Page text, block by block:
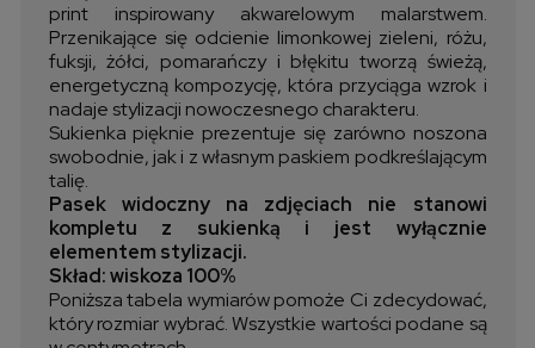
print inspirowany akwarelowym malarstwem.
Przenikające się odcienie limonkowej zieleni, różu,
fuksji, żółci, pomarańczy i błękitu tworzą świeżą,
energetyczną kompozycję, która przyciąga wzrok i
nadaje stylizacji nowoczesnego charakteru.
Sukienka pięknie prezentuje się zarówno noszona
swobodnie, jak i z własnym paskiem podkreślającym
talię.
Pasek widoczny na zdjęciach nie stanowi
kompletu z sukienką i jest wyłącznie
elementem stylizacji.
Skład: wiskoza 100%
Poniższa tabela wymiarów pomoże Ci zdecydować,
który rozmiar wybrać. Wszystkie wartości podane są